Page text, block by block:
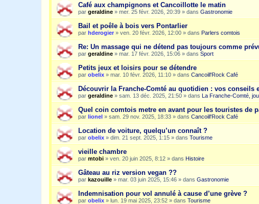
Café aux champignons et Cancoillotte le matin
par geraldine » mer. 25 févr. 2026, 20:39 » dans Gastronomie
Bail et poêle à bois vers Pontarlier
par hderogier » ven. 20 févr. 2026, 12:00 » dans Parlers comtois
Re: Un massage qui ne détend pas toujours comme
par geraldine » mar. 17 févr. 2026, 15:06 » dans Sport
Petits jeux et loisirs pour se détendre
par obelix » mar. 10 févr. 2026, 11:10 » dans Cancoill'Rock Café
Découvrir la Franche-Comté au quotidien : vos conseils
par geraldine » sam. 13 déc. 2025, 21:50 » dans La Franche-Comté,
Quel coin comtois metre en avant pour les touristes de
par lionel » sam. 29 nov. 2025, 18:33 » dans Cancoill'Rock Café
Location de voiture, quelqu’un connaît ?
par obelix » dim. 21 sept. 2025, 1:15 » dans Tourisme
vieille chambre
par mtobi » ven. 20 juin 2025, 8:12 » dans Histoire
Gâteau au riz version vegan ??
par kazouille » mar. 03 juin 2025, 15:46 » dans Gastronomie
Indemnisation pour vol annulé à cause d’une grève ?
par obelix » lun. 19 mai 2025, 23:52 » dans Tourisme